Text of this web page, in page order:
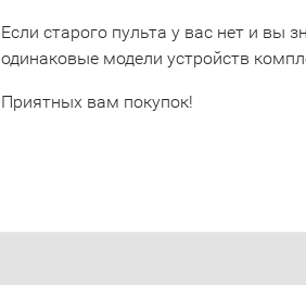
Если старого пульта у вас нет и вы
одинаковые модели устройств
Приятных вам покупок!